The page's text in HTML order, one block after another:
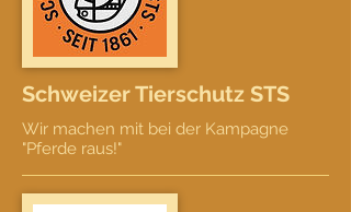
Schweizer Tierschutz STS
Wir machen mit bei der Kampagne
"Pferde raus!"